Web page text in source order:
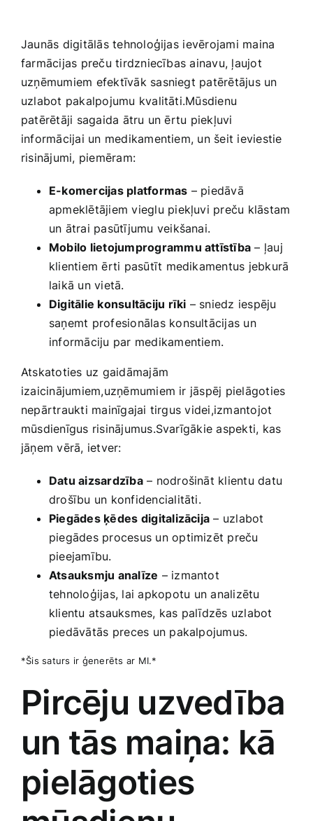
Jaunās digitālās tehnoloģijas⁤ ievērojami maina
farmācijas preču tirdzniecības ainavu, ļaujot
uzņēmumiem efektīvāk sasniegt patērētājus un
uzlabot pakalpojumu kvalitāti.Mūsdienu
patērētāji sagaida ātru un ērtu piekļuvi
informācijai un medikamentiem, un šeit ieviestie
risinājumi, piemēram:
E-komercijas platformas – piedāvā
apmeklētājiem vieglu piekļuvi preču klāstam
un ātrai​ pasūtījumu veikšanai.
Mobilo lietojumprogrammu attīstība – ļauj
klientiem ērti pasūtīt medikamentus jebkurā
laikā un vietā.
Digitālie konsultāciju rīki – sniedz iespēju
saņemt profesionālas konsultācijas un
informāciju par medikamentiem.
Atskatoties uz gaidāmajām
izaicinājumiem,uzņēmumiem ir jāspēj pielāgoties
nepārtraukti mainīgajai tirgus videi,izmantojot⁢
mūsdienīgus risinājumus.Svarīgākie aspekti, kas
jāņem vērā, ietver:
Datu aizsardzība– nodrošināt klientu datu
drošību un konfidencialitāti.
Piegādes ķēdes ⁤digitalizācija – uzlabot
piegādes procesus un optimizēt preču
pieejamību.
Atsauksmju analīze – izmantot
tehnoloģijas, lai apkopotu ⁤un‌ analizētu
klientu atsauksmes, kas palīdzēs uzlabot
piedāvātās ⁣preces un pakalpojumus.
*Šis saturs ir ģenerēts ⁣ar MI.*
Pircēju uzvedība
un tās maiņa: kā
pielāgoties